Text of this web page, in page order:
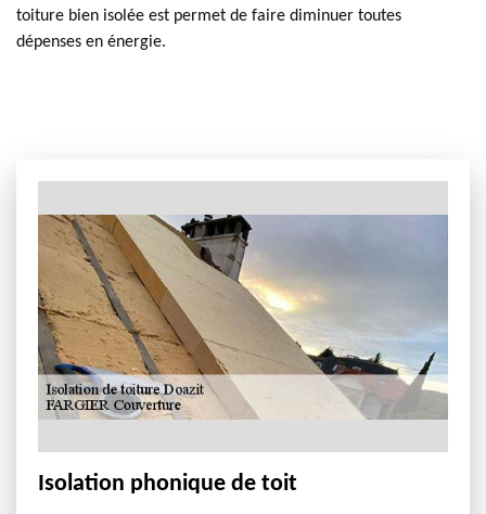
toiture bien isolée est permet de faire diminuer toutes
dépenses en énergie.
Isolation phonique de toit